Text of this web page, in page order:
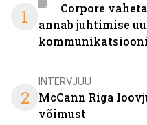
1
Corpore
annab juhtimise
2
INTERVJUU
McCann Riga
võimust